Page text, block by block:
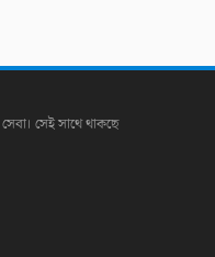
সেই সাথে থাকছে